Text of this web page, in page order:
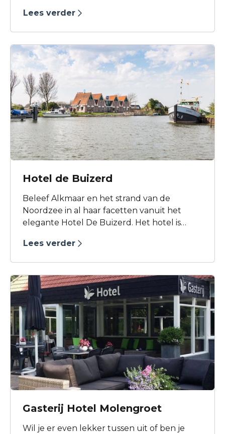
kunt slapen maar bovenal ook kunt
Lees verder
Hotel de Buizerd
Beleef Alkmaar en het strand van de
Noordzee in al haar facetten vanuit het
elegante Hotel De Buizerd. Het hotel is
de buurt van het hotel zijn verschillende
Lees verder
Gasterij Hotel Molengroet
Wil je er even lekker tussen uit of ben je